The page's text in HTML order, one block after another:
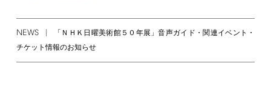
NEWS
「ＮＨＫ日曜美術館５０年展」音声ガイド・関連イベント・
チケット情報のお知らせ